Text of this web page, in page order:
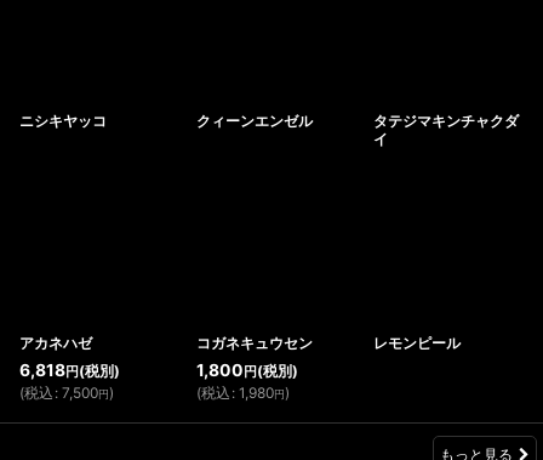
ニシキヤッコ クィーンエンゼル
タテジマキンチャクダ
イ
アカネハゼ
6,818円 (税別)
(税込 : 7,500円)
コガネキュウセン
1,800 円(税別)
(税込 : 1,980円)
レモンピール
もっと見る